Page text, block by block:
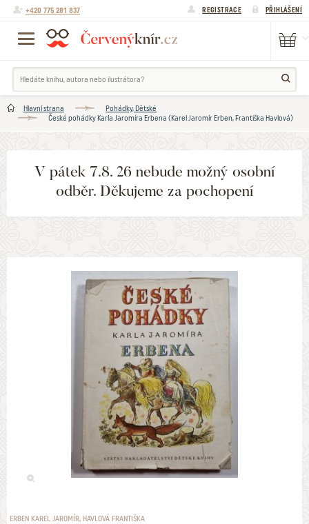
+420 775 281 837 REGISTRACE PŘIHLÁŠENÍ
Hlavní strana
Pohádky, Dětské
České pohádky Karla Jaromíra Erbena (Karel Jaromír Erben, Františka Havlová)
V pátek 7.8. 26 nebude možný osobní
odběr. Děkujeme za pochopení
ERBEN KAREL JAROMÍR, HAVLOVÁ FRANTIŠKA